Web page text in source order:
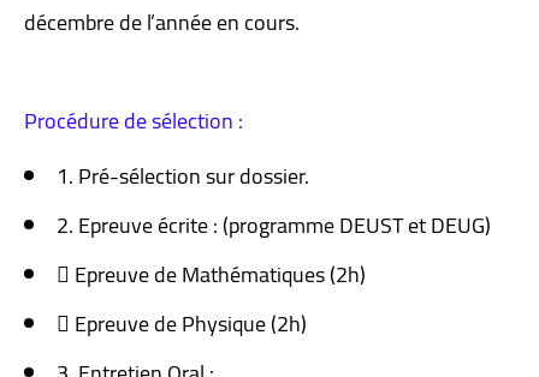
décembre de l’année en cours.
Procédure de sélection :
1. Pré-sélection sur dossier.
2. Epreuve écrite : (programme DEUST et DEUG)
 Epreuve de Mathématiques (2h)
 Epreuve de Physique (2h)